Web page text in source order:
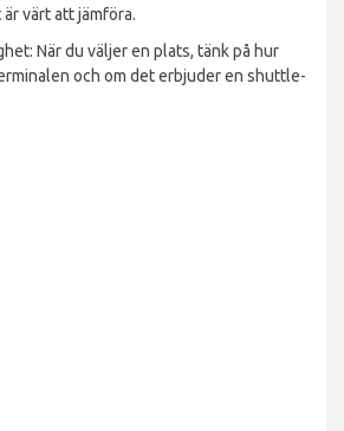
värt att jämföra.
När du väljer en plats, tänk på hur
och om det erbjuder en shuttle-